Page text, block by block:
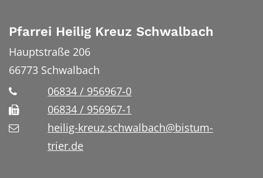
Pfarrei Heilig Kreuz Schwalbach
Hauptstraße 206
66773 Schwalbach
06834 / 956967-0
06834 / 956967-1
heilig-kreuz.schwalbach@bistum-
trier.de